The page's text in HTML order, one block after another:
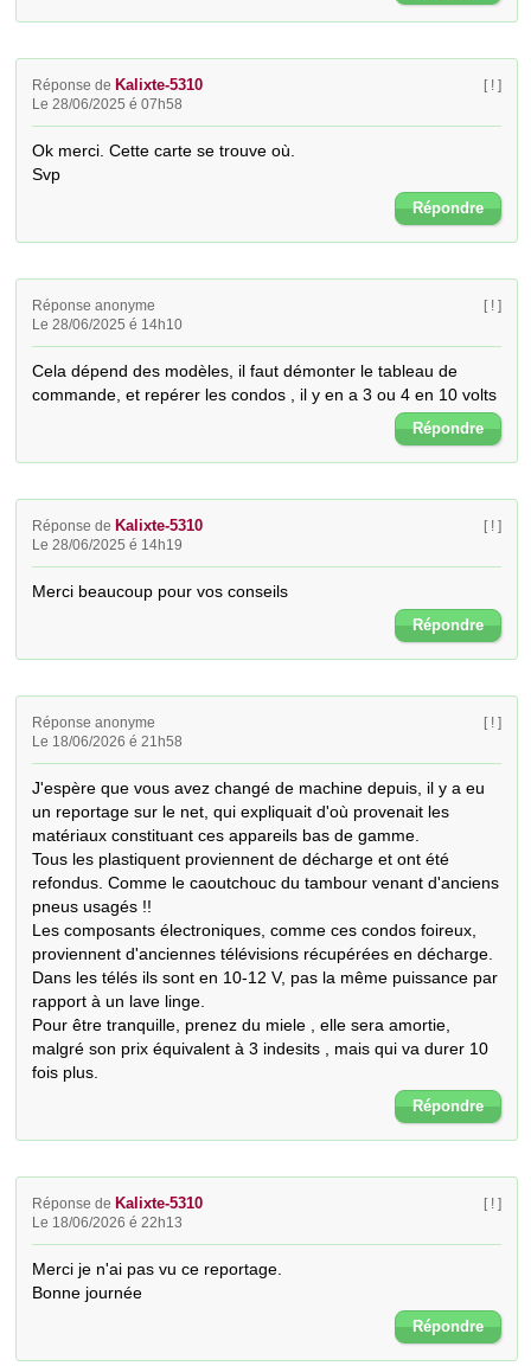
Réponse de Kalixte-5310
Le 28/06/2025 é 07h58
[ ! ]
Ok merci. Cette carte se trouve où.
Svp
Répondre
Réponse anonyme
Le 28/06/2025 é 14h10
[ ! ]
Cela dépend des modèles, il faut démonter le tableau de
commande, et repérer les condos , il y en a 3 ou 4 en 10 volts
Répondre
Réponse de Kalixte-5310
Le 28/06/2025 é 14h19
[ ! ]
Merci beaucoup pour vos conseils
Répondre
Réponse anonyme
Le 18/06/2026 é 21h58
[ ! ]
J'espère que vous avez changé de machine depuis, il y a eu
un reportage sur le net, qui expliquait d'où provenait les
matériaux constituant ces appareils bas de gamme.
Tous les plastiquent proviennent de décharge et ont été
refondus. Comme le caoutchouc du tambour venant d'anciens
pneus usagés !!
Les composants électroniques, comme ces condos foireux,
proviennent d'anciennes télévisions récupérées en décharge.
Dans les télés ils sont en 10-12 V, pas la même puissance par
rapport à un lave linge.
Pour être tranquille, prenez du miele , elle sera amortie,
malgré son prix équivalent à 3 indesits , mais qui va durer 10
fois plus.
Répondre
Réponse de Kalixte-5310
Le 18/06/2026 é 22h13
[ ! ]
Merci je n'ai pas vu ce reportage.
Bonne journée
Répondre